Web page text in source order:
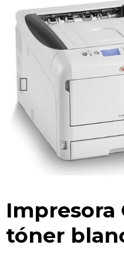
Impresora
tóner